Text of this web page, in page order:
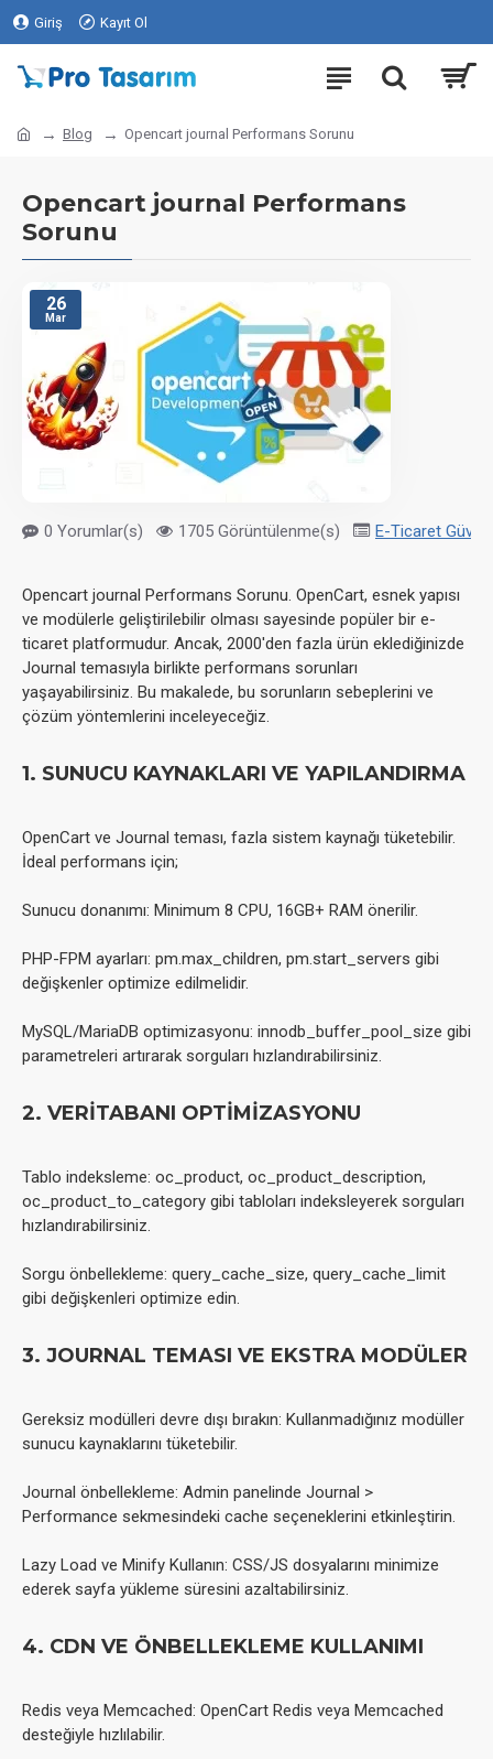
Giriş Kayıt Ol
Blog Opencart journal Performans Sorunu
Opencart journal Performans
Sorunu
26
Mar
0 Yorumlar(s) 1705 Görüntülenme(s) E-Ticaret
Opencart journal Performans Sorunu. OpenCart, esnek yapısı
ve modülerle geliştirilebilir olması sayesinde popüler bir e-
ticaret platformudur. Ancak, 2000'den fazla ürün eklediğinizde
Journal temasıyla birlikte performans sorunları
yaşayabilirsiniz. Bu makalede, bu sorunların sebeplerini ve
çözüm yöntemlerini inceleyeceğiz.
1. SUNUCU KAYNAKLARI VE YAPILANDIRMA
OpenCart ve Journal teması, fazla sistem kaynağı tüketebilir.
İdeal performans için;
Sunucu donanımı: Minimum 8 CPU, 16GB+ RAM önerilir.
PHP-FPM ayarları: pm.max_children, pm.start_servers gibi
değişkenler optimize edilmelidir.
MySQL/MariaDB optimizasyonu: innodb_buffer_pool_size gibi
parametreleri artırarak sorguları hızlandırabilirsiniz.
2. VERITABANI OPTIMIZASYONU
Tablo indeksleme: oc_product, oc_product_description,
oc_product_to_category gibi tabloları indeksleyerek sorguları
hızlandırabilirsiniz.
Sorgu önbellekleme: query_cache_size, query_cache_limit
gibi değişkenleri optimize edin.
3. JOURNAL TEMASI VE EKSTRA MODÜLER
Gereksiz modülleri devre dışı bırakın: Kullanmadığınız modüller
sunucu kaynaklarını tüketebilir.
Journal önbellekleme: Admin panelinde Journal >
Performance sekmesindeki cache seçeneklerini etkinleştirin.
Lazy Load ve Minify Kullanın: CSS/JS dosyalarını minimize
ederek sayfa yükleme süresini azaltabilirsiniz.
4. CDN VE ÖNBELLEKLEME KULLANIMI
Redis veya Memcached: OpenCart Redis veya Memcached
desteğiyle hızlılabilir.